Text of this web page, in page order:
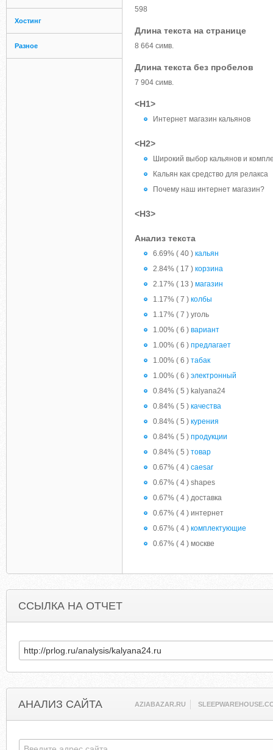
Хостинг
Разное
598
Длина текста на странице
8 664 симв.
Длина текста без пробелов
7 904 симв.
<H1>
Интернет магазин кальянов
<H2>
Широкий выбор кальянов и
Кальян как средство для релакса
Почему наш интернет магазин?
<H3>
Анализ текста
6.69% ( 40 ) кальян
2.84% ( 17 ) корзина
2.17% ( 13 ) магазин
1.17% ( 7 ) колбы
1.17% ( 7 ) уголь
1.00% ( 6 ) вариант
1.00% ( 6 ) предлагает
1.00% ( 6 ) табак
1.00% ( 6 ) электронный
0.84% ( 5 ) kalyana24
0.84% ( 5 ) качества
0.84% ( 5 ) курения
0.84% ( 5 ) продукции
0.84% ( 5 ) товар
0.67% ( 4 ) caesar
0.67% ( 4 ) shapes
0.67% ( 4 ) доставка
0.67% ( 4 ) интернет
0.67% ( 4 ) комплектующие
0.67% ( 4 ) москве
ССЫЛКА НА ОТЧЕТ
АНАЛИЗ САЙТА AZIABAZAR.RU